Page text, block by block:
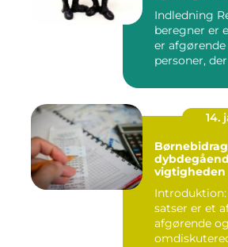
Indledning
beregner er
er
personer,
14.
vigtigheden
satser er et
afgørende og